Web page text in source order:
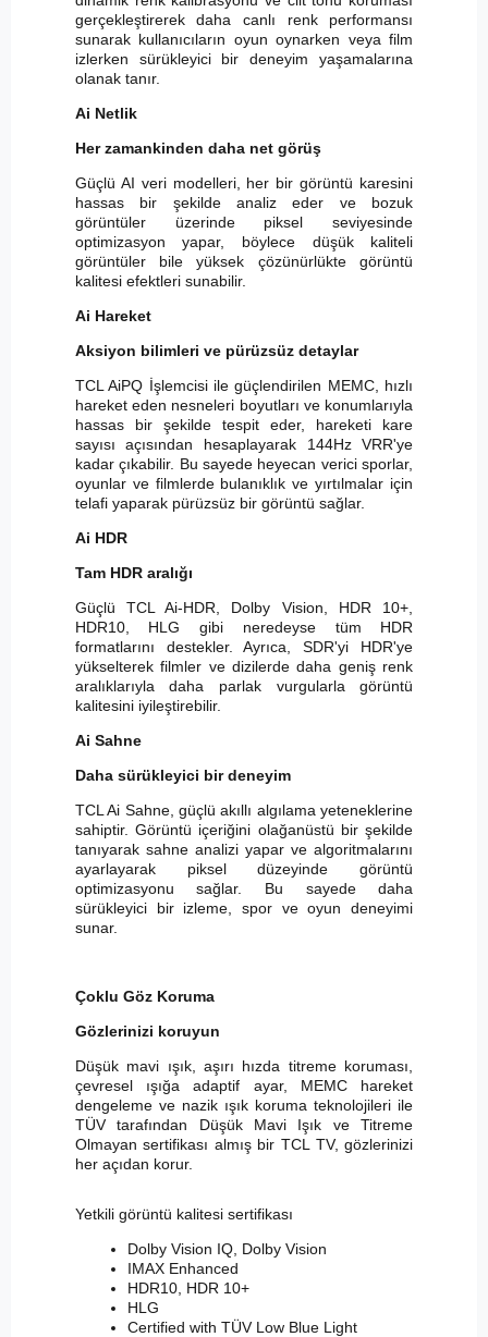
gerçekleştirerek daha canlı renk performansı
sunarak kullanıcıların oyun oynarken veya film
izlerken sürükleyici bir deneyim yaşamalarına
olanak tanır.
Ai Netlik
Her zamankinden daha net görüş
Güçlü AI veri modelleri, her bir görüntü karesini
hassas bir şekilde analiz eder ve bozuk
görüntüler üzerinde piksel seviyesinde
optimizasyon yapar, böylece düşük kaliteli
görüntüler bile yüksek çözünürlükte görüntü
kalitesi efektleri sunabilir.
Ai Hareket
Aksiyon bilimleri ve pürüzsüz detaylar
TCL AiPQ İşlemcisi ile güçlendirilen MEMC, hızlı
hareket eden nesneleri boyutları ve konumlarıyla
hassas bir şekilde tespit eder, hareketi kare
sayısı açısından hesaplayarak 144Hz VRR'ye
kadar çıkabilir. Bu sayede heyecan verici sporlar,
oyunlar ve filmlerde bulanıklık ve yırtılmalar için
telafi yaparak pürüzsüz bir görüntü sağlar.
Ai HDR
Tam HDR aralığı
Güçlü TCL Ai-HDR, Dolby Vision, HDR 10+,
HDR10, HLG gibi neredeyse tüm HDR
formatlarını destekler. Ayrıca, SDR'yi HDR'ye
yükselterek filmler ve dizilerde daha geniş renk
aralıklarıyla daha parlak vurgularla görüntü
kalitesini iyileştirebilir.
Ai Sahne
Daha sürükleyici bir deneyim
TCL Ai Sahne, güçlü akıllı algılama yeteneklerine
sahiptir. Görüntü içeriğini olağanüstü bir şekilde
tanıyarak sahne analizi yapar ve algoritmalarını
ayarlayarak piksel düzeyinde görüntü
optimizasyonu sağlar. Bu sayede daha
sürükleyici bir izleme, spor ve oyun deneyimi
sunar.
Çoklu Göz Koruma
Gözlerinizi koruyun
Düşük mavi ışık, aşırı hızda titreme koruması,
çevresel ışığa adaptif ayar, MEMC hareket
dengeleme ve nazik ışık koruma teknolojileri ile
TÜV tarafından Düşük Mavi Işık ve Titreme
Olmayan sertifikası almış bir TCL TV, gözlerinizi
her açıdan korur.
Yetkili görüntü kalitesi sertifikası
Dolby Vision IQ, Dolby Vision
IMAX Enhanced
HDR10, HDR 10+
HLG
Certified with TÜV Low Blue Light